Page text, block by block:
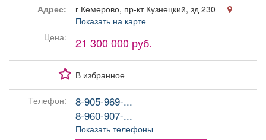
Адрес:
г Кемерово, пр-кт Кузнецкий, зд 230
Показать на карте
Цена:
21 300 000 руб.
В избранное
Телефон:
8-905-969-...
8-960-907-...
Показать телефоны